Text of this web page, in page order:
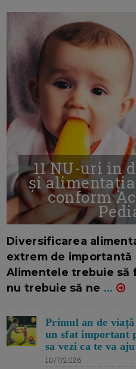
11 NU-uri in
și
conform
Diversificarea
extrem de importantă
Alimentele trebuie să
nu trebuie să ne ...
Primul an de
un sfat important
sa vezi ca te va
10/7/2026